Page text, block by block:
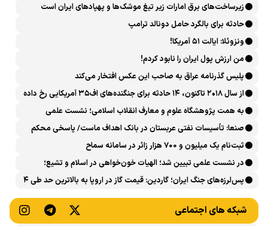
زیرساخت‌های برق امارات زیر تیغ موشک‌ها و پهپادهای ایران است
حادثه برای بالگرد حامل دونالد ترامپ
ونزوئلا: ایالت ۵۱ آمریکا!
من ارزش پول ایران را نابود کردم!
پلیس گذرنامه عراق به صاحب این عکس افتخار می‌کند
از سال ۲۰۱۸ تاکنون، ۱۴ حادثه برای جنگنده‌های اف۳۵ آمریکایی رخ داده
است
به همت پژوهشگاه علوم و معارف انقلاب اسلامی؛ نشست علمی
«اربعین حسینی در منظومه فکری رهبر شهید، امام خامنه‌ای» برگزار
می‌شود
صنعا: تأسیسات نفتی عربستان در بانک اهداف ماست/ پاسخی محکم
می‌دهیم
ثبت‌نام یک میلیون و 700 هزار زائر در سامانه سماح ‌
در نشست علمی تبیین شد؛ الهیات خون‌خواهی در اسلام و تشیع؛
انتقام، عدالت، بازدارندگی و مقابله با جریان سلطه
پس‌لرزه‌های جنگ ایران؛ گاردین: قیمت گاز در اروپا به بالاترین حد طی ۴
شبکه های اجتماعی